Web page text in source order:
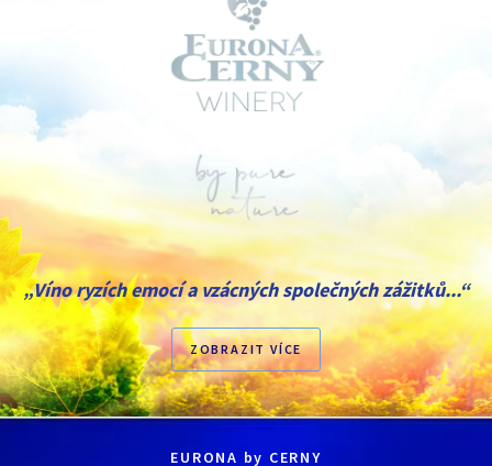
„Víno ryzích emocí a vzácných společných zážitků...“
ZOBRAZIT VÍCE
EURONA by CERNY